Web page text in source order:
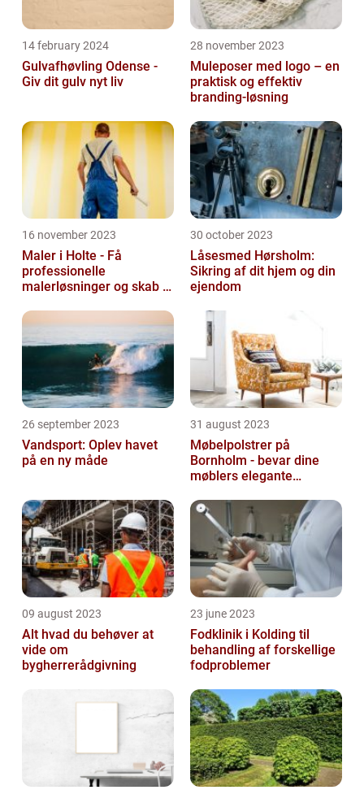
14 february 2024
Gulvafhøvling Odense -
Giv dit gulv nyt liv
28 november 2023
Muleposer med logo – en
praktisk og effektiv
branding-løsning
16 november 2023
Maler i Holte - Få
professionelle
malerløsninger og skab et
30 october 2023
Låsesmed Hørsholm:
Sikring af dit hjem og din
ejendom
26 september 2023
Vandsport: Oplev havet
på en ny måde
31 august 2023
Møbelpolstrer på
Bornholm - bevar dine
møblers elegante
09 august 2023
Alt hvad du behøver at
vide om
bygherrerådgivning
23 june 2023
Fodklinik i Kolding til
behandling af forskellige
fodproblemer